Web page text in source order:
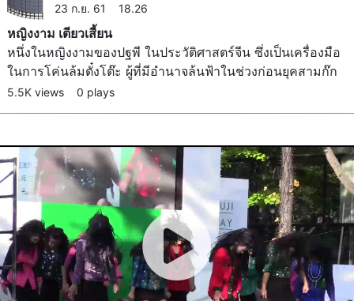
23 ก.ย. 61 18.26
หญิงงาม เตียวเสี้ยน
หนึ่งในหญิงงามของปฐพี ในประวัติศาสตร์จีน ซึ่งเป็นเครื่องมือ
ในการโค่นล้มตั๋งโต๊ะ ผู้ที่มีอำนาจล้นฟ้าในช่วงก่อนยุคสามก๊ก
5.5K views 0 plays